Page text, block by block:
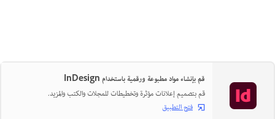
قم بإنشاء مواد مطبوعة ورقمية باستخدام InDesign
قم بتصميم إعلانات مؤثرة وتخطيطات للمجلات والكتب والمزيد.
فتح التطبيق